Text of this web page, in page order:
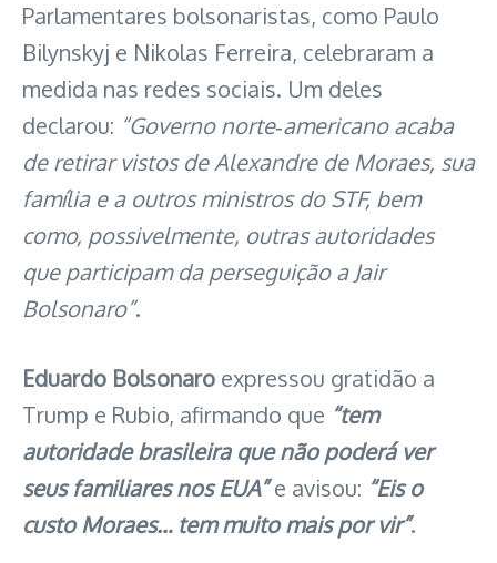
Parlamentares bolsonaristas, como Paulo
Bilynskyj e Nikolas Ferreira, celebraram a
medida nas redes sociais. Um deles
declarou: “Governo norte‑americano acaba
de retirar vistos de Alexandre de Moraes, sua
família e a outros ministros do STF, bem
como, possivelmente, outras autoridades
que participam da perseguição a Jair
Bolsonaro”.
Eduardo Bolsonaro expressou gratidão a
Trump e Rubio, afirmando que “tem
autoridade brasileira que não poderá ver
seus familiares nos EUA”e avisou: “Eis o
custo Moraes… tem muito mais por vir”.